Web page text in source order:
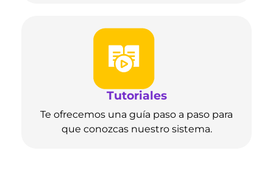
Tutoriales
Te ofrecemos una guía paso a paso para
que conozcas nuestro sistema.